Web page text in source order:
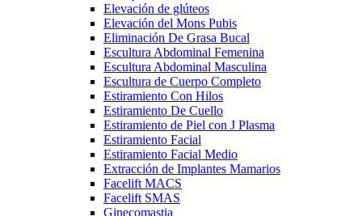
Elevación de glúteos
Elevación del Mons Pubis
Eliminación De Grasa Bucal
Escultura Abdominal Femenina
Escultura Abdominal Masculina
Escultura de Cuerpo Completo
Estiramiento Con Hilos
Estiramiento De Cuello
Estiramiento de Piel con J Plasma
Estiramiento Facial
Estiramiento Facial Medio
Extracción de Implantes Mamarios
Facelift MACS
Facelift SMAS
Ginecomastia